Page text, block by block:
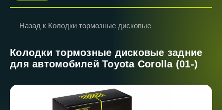
Назад к Колодки тормозные дисковые
Колодки тормозные дисковые задние
для автомобилей Toyota Corolla (01-)